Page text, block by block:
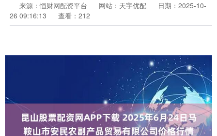
来源：恒财网配资平台 网站：天宇优配
日期：2025-10-
26 09:16:13
查看：212